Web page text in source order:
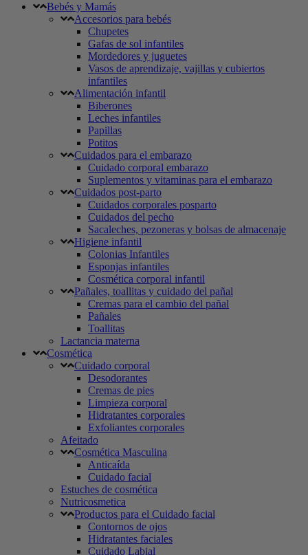
Bebés y Mamás
Accesorios para bebés
Chupetes
Gafas de sol infantiles
Mordedores y juguetes
Vasos de aprendizaje, vajillas y cubiertos
infantiles
Alimentación infantil
Biberones
Leches infantiles
Papillas
Potitos
Cuidados para el embarazo
Cuidado corporal embarazo
Suplementos y vitaminas para el embarazo
Cuidados post-parto
Cuidados corporales posparto
Cuidados del pecho
Sacaleches, pezoneras y bolsas de almacenaje
Higiene infantil
Colonias Infantiles
Esponjas infantiles
Cosmética corporal infantil
Pañales, toallitas y cuidado del pañal
Cremas para el cambio del pañal
Pañales
Toallitas
Lactancia materna
Cosmética
Cuidado corporal
Desodorantes
Cremas de pies
Limpieza corporal
Hidratantes corporales
Exfoliantes corporales
Afeitado
Cosmética Masculina
Anticaída
Cuidado facial
Estuches de cosmética
Nutricosmetica
Productos para el Cuidado facial
Contornos de ojos
Hidratantes faciales
Cuidado Labial